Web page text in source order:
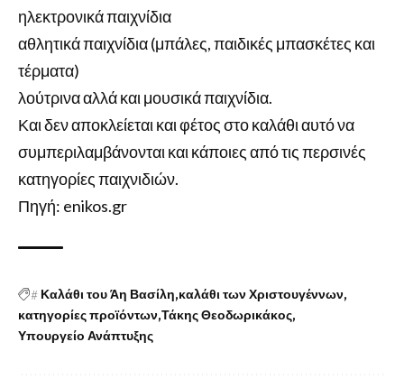
ηλεκτρονικά παιχνίδια
αθλητικά παιχνίδια (μπάλες, παιδικές μπασκέτες και
τέρματα)
λούτρινα αλλά και μουσικά παιχνίδια.
Και δεν αποκλείεται και φέτος στο καλάθι αυτό να
συμπεριλαμβάνονται και κάποιες από τις περσινές
κατηγορίες παιχνιδιών.
Πηγή: enikos.gr
# Καλάθι του Άη Βασίλη καλάθι των Χριστουγέννων
κατηγορίες προϊόντων Τάκης Θεοδωρικάκος
Υπουργείο Ανάπτυξης